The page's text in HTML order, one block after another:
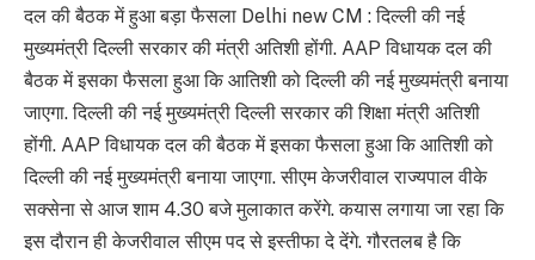
दल की बैठक में हुआ बड़ा फैसला Delhi new CM : दिल्ली की नई
मुख्यमंत्री दिल्ली सरकार की मंत्री अतिशी होंगी. AAP विधायक दल की
बैठक में इसका फैसला हुआ कि आतिशी को दिल्ली की नई मुख्यमंत्री बनाया
जाएगा. दिल्ली की नई मुख्यमंत्री दिल्ली सरकार की शिक्षा मंत्री अतिशी
होंगी. AAP विधायक दल की बैठक में इसका फैसला हुआ कि आतिशी को
दिल्ली की नई मुख्यमंत्री बनाया जाएगा. सीएम केजरीवाल राज्यपाल वीके
सक्सेना से आज शाम 4.30 बजे मुलाकात करेंगे. कयास लगाया जा रहा कि
इस दौरान ही केजरीवाल सीएम पद से इस्तीफा दे देंगे. गौरतलब है कि